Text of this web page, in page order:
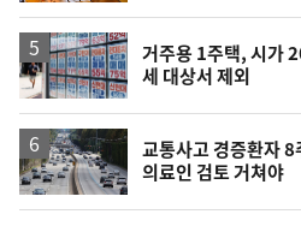
거주용 1주택, 시가
세 대상서 제외
교통사고 경증환자 8
의료인 검토 거쳐야